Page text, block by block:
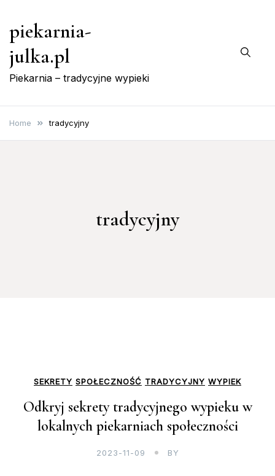
content
piekarnia-
julka.pl
Piekarnia – tradycyjne wypieki
Home tradycyjny
tradycyjny
SEKRETY SPOŁECZNOŚĆ TRADYCYJNY WYPIEK
Odkryj sekrety tradycyjnego wypieku w
lokalnych piekarniach społeczności
2023-11-09 BY